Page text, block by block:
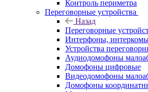
Контроль периметра
Переговорные устройства
Назад
Переговорные
Интерфоны,
Устройства
Аудиодомофоны
Домофоны цифровые
Видеодомофоны
Домофоны